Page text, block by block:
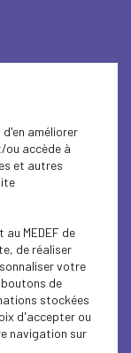
améliorer
ou accède à
et autres
MEDEF de
de réaliser
votre
de
stockées
d'accepter ou
navigation sur